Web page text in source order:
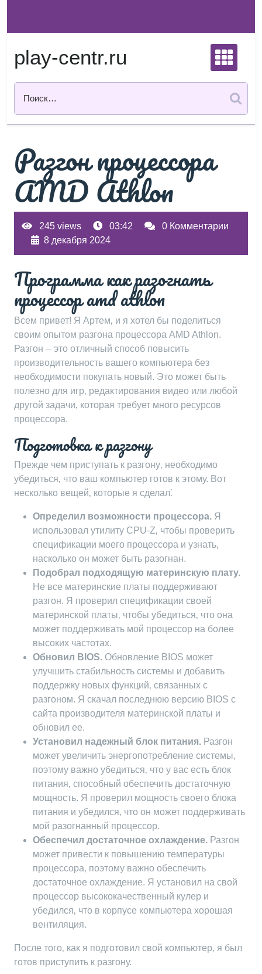
содержимому
play-centr.ru
Разгон процессора
AMD Athlon
245 views 03:42
0 Комментарии
8 декабря 2024
Программа как разогнать
процессор amd athlon
Всем привет! Я Артем‚ и я хотел бы поделиться
своим опытом разгона процессора AMD Athlon.
Разгон ⏤ это отличный способ повысить
производительность вашего компьютера без
необходимости покупать новый. Это может быть
полезно для игр‚ редактирования видео или любой
другой задачи‚ которая требует много ресурсов
процессора.
Подготовка к разгону
Прежде чем приступать к разгону‚ необходимо
убедиться‚ что ваш компьютер готов к этому. Вот
несколько вещей‚ которые я сделал⁚
Определил возможности процессора. Я
использовал утилиту CPU-Z‚ чтобы проверить
спецификации моего процессора и узнать‚
насколько он может быть разогнан.
Подобрал подходящую материнскую плату.
Не все материнские платы поддерживают
разгон. Я проверил спецификации своей
материнской платы‚ чтобы убедиться‚ что она
может поддерживать мой процессор на более
высоких частотах.
Обновил BIOS. Обновление BIOS может
улучшить стабильность системы и добавить
поддержку новых функций‚ связанных с
разгоном. Я скачал последнюю версию BIOS с
сайта производителя материнской платы и
обновил ее.
Установил надежный блок питания. Разгон
может увеличить энергопотребление системы‚
поэтому важно убедиться‚ что у вас есть блок
питания‚ способный обеспечить достаточную
мощность. Я проверил мощность своего блока
питания и убедился‚ что он может поддерживать
мой разогнанный процессор.
Обеспечил достаточное охлаждение. Разгон
может привести к повышению температуры
процессора‚ поэтому важно обеспечить
достаточное охлаждение. Я установил на свой
процессор высококачественный кулер и
убедился‚ что в корпусе компьютера хорошая
вентиляция.
После того‚ как я подготовил свой компьютер‚ я был
готов приступить к разгону.